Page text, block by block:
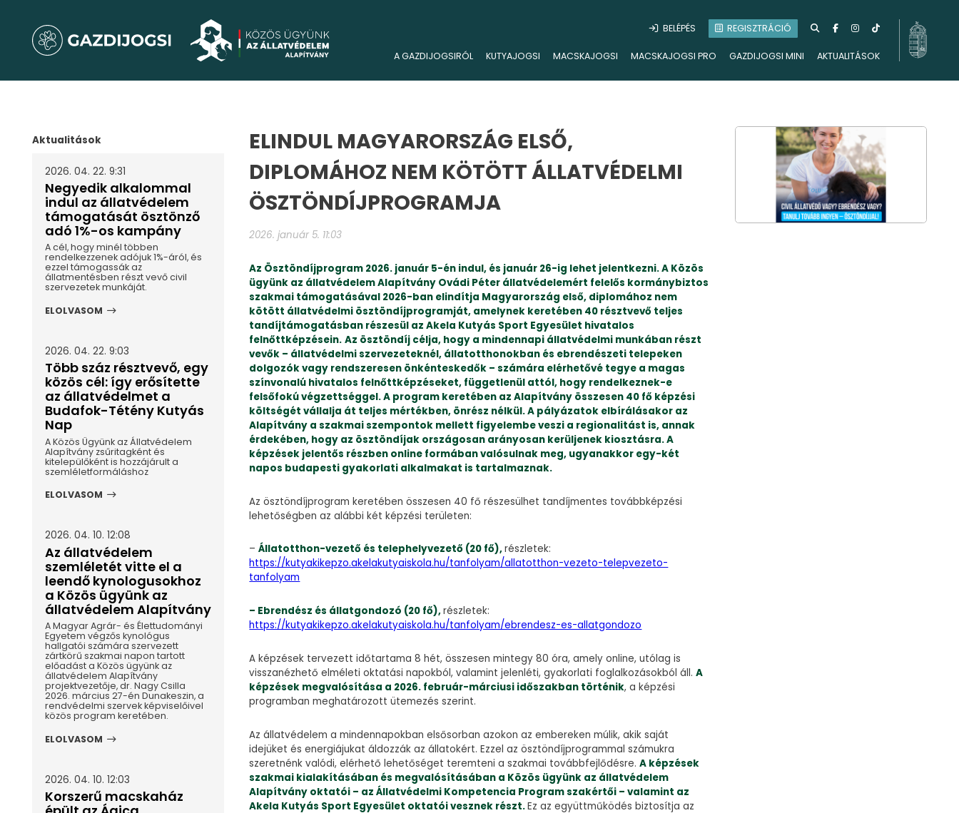
A GAZDIJOGSIRÓL KUTYAJOGSI MACSKAJOGSI MACSKAJOGSI PRO GAZDIJOGSI MINI AKTUALITÁSOK
BELÉPÉS REGISZTRÁCIÓ
ELINDUL MAGYARORSZÁG ELSŐ,
DIPLOMÁHOZ NEM KÖTÖTT ÁLLATVÉDELMI
ÖSZTÖNDÍJPROGRAMJA
2026. január 5. 11:03
Az Ösztöndíjprogram 2026. január 5-én indul, és január 26-ig lehet jelentkezni. A Közös
ügyünk az állatvédelem Alapítvány Ovádi Péter állatvédelemért felelős kormánybiztos
szakmai támogatásával 2026-ban elindítja Magyarország első, diplomához nem
kötött állatvédelmi ösztöndíjprogramját, amelynek keretében 40 résztvevő teljes
tandíjtámogatásban részesül az Akela Kutyás Sport Egyesület hivatalos
felnőttképzésein. Az ösztöndíj célja, hogy a mindennapi állatvédelmi munkában részt
vevők – állatvédelmi szervezeteknél, állatotthonokban és ebrendészeti telepeken
dolgozók vagy rendszeresen önkénteskedők – számára elérhetővé tegye a magas
színvonalú hivatalos felnőttképzéseket, függetlenül attól, hogy rendelkeznek-e
felsőfokú végzettséggel. A program keretében az Alapítvány összesen 40 fő képzési
költségét vállalja át teljes mértékben, önrész nélkül. A pályázatok elbírálásakor az
Alapítvány a szakmai szempontok mellett figyelembe veszi a regionalitást is, annak
érdekében, hogy az ösztöndíjak országosan arányosan kerüljenek kiosztásra. A
képzések jelentős részben online formában valósulnak meg, ugyanakkor egy-két
napos budapesti gyakorlati alkalmakat is tartalmaznak.
Az ösztöndíjprogram keretében összesen 40 fő részesülhet tandíjmentes továbbképzési
lehetőségben az alábbi két képzési területen:
–Állatotthon-vezető és telephelyvezető (20 fő),részletek:
https://kutyakikepzo.akelakutyaiskola.hu/tanfolyam/allatotthon-vezeto-telepvezeto-
tanfolyam
– Ebrendész és állatgondozó (20 fő),részletek:
https://kutyakikepzo.akelakutyaiskola.hu/tanfolyam/ebrendesz-es-allatgondozo
A képzések tervezett időtartama 8 hét, összesen mintegy 80 óra, amely online, utólag is
visszanézhető elméleti oktatási napokból, valamint jelenléti, gyakorlati foglalkozásokból áll.A
képzések megvalósítása a 2026. február-márciusi időszakban történik, a képzési
programban meghatározott ütemezés szerint.
Az állatvédelem a mindennapokban elsősorban azokon az embereken múlik, akik saját
idejüket és energiájukat áldozzák az állatokért. Ezzel az ösztöndíjprogrammal számukra
szeretnénk valódi, elérhető lehetőséget teremteni a szakmai továbbfejlődésre.A képzések
szakmai kialakításában és megvalósításában a Közös ügyünk az állatvédelem
Alapítvány oktatói – az Állatvédelmi Kompetencia Program szakértői – valamint az
Akela Kutyás Sport Egyesület oktatói vesznek részt.Ez az együttműködés biztosítja az
Aktualitások
2026. 04. 22. 9:31
Negyedik alkalommal
indul az állatvédelem
támogatását ösztönző
adó 1%-os kampány
A cél, hogy minél többen
rendelkezzenek adójuk 1%-áról, és
ezzel támogassák az
állatmentésben részt vevő civil
szervezetek munkáját.
ELOLVASOM
2026. 04. 22. 9:03
Több száz résztvevő, egy
közös cél: így erősítette
az állatvédelmet a
Budafok-Tétény Kutyás
Nap
A Közös Ügyünk az Állatvédelem
Alapítvány zsűritagként és
kitelepülőként is hozzájárult a
szemléletformáláshoz
ELOLVASOM
2026. 04. 10. 12:08
Az állatvédelem
szemléletét vitte el a
leendő kynologusokhoz
a Közös ügyünk az
állatvédelem Alapítvány
A Magyar Agrár- és Élettudományi
Egyetem végzős kynológus
hallgatói számára szervezett
zártkörű szakmai napon tartott
előadást a Közös ügyünk az
állatvédelem Alapítvány
projektvezetője, dr. Nagy Csilla
2026. március 27-én Dunakeszin, a
rendvédelmi szervek képviselőivel
közös program keretében.
ELOLVASOM
2026. 04. 10. 12:03
Korszerű macskaház